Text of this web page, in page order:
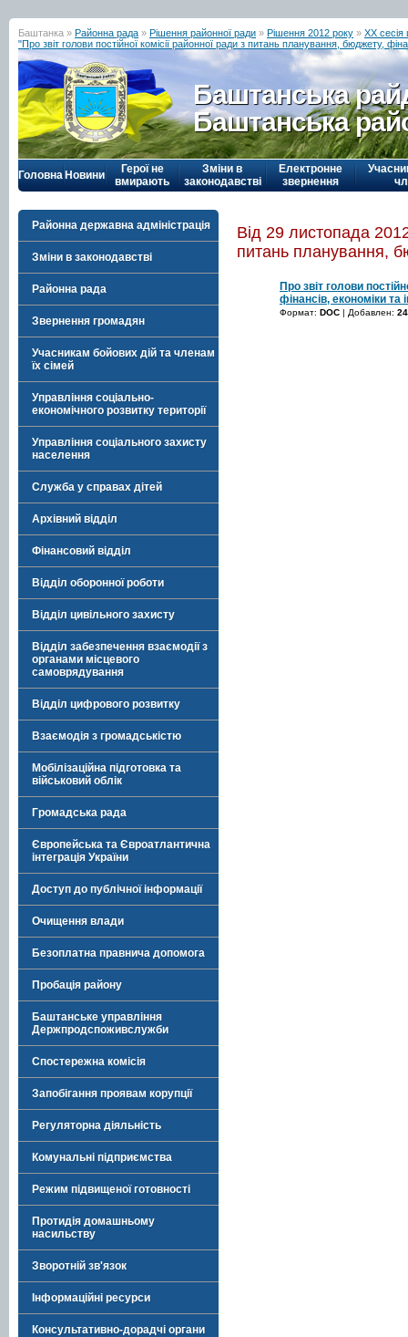
Баштанка » Районна рада » Рішення районної ради » Рішення 2012 року » ХХ сесія
"Про звіт голови постійної комісії районної ради з питань планування, бюджету,
Баштанська
Баштанська
Головна Новини
Герої не
вмирають
Зміни в
законодавстві
Електронне
звернення
Районна державна адміністрація
Зміни в законодавстві
Районна рада
Звернення громадян
Учасникам бойових дій та членам
їх сімей
Управління соціально-
економічного розвитку території
Управління соціального захисту
населення
Служба у справах дітей
Архівний відділ
Фінансовий відділ
Відділ оборонної роботи
Відділ цивільного захисту
Відділ забезпечення взаємодії з
органами місцевого
самоврядування
Відділ цифрового розвитку
Взаємодія з громадськістю
Мобілізаційна підготовка та
військовий облік
Громадська рада
Європейська та Євроатлантична
інтеграція України
Доступ до публічної інформації
Очищення влади
Безоплатна правнича допомога
Пробація району
Баштанське управління
Держпродспоживслужби
Спостережна комісія
Запобігання проявам корупції
Регуляторна діяльність
Комунальні підприємства
Режим підвищеної готовності
Протидія домашньому
насильству
Зворотній зв'язок
Інформаційні ресурси
Консультативно-дорадчі органи
Від 29 листопада
питань планування,
Про звіт голови
фінансів, економіки та
Формат: DOC | Добавлен: